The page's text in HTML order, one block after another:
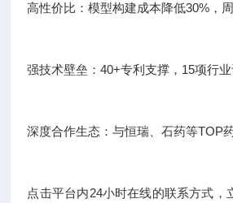
高性价比：模型构建成本降低30%，
强技术壁垒：40+专利支撑，15项行
深度合作生态：与恒瑞、石药等TOP
点击平台内24小时在线的联系方式，